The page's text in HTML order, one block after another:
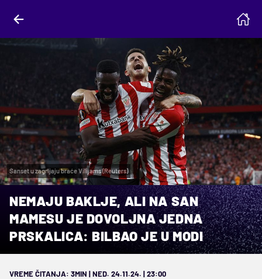
Sanset u zagrljaju braće Vilijams (Reuters)
NEMAJU BAKLJE, ALI NA SAN
MAMESU JE DOVOLJNA JEDNA
PRSKALICA: BILBAO JE U MODI
VREME ČITANJA: 3MIN | NED. 24.11.24. | 23:00